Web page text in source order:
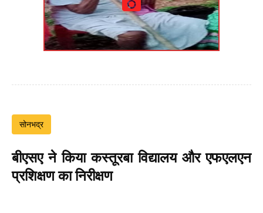
सोनभद्र
बीएसए ने किया कस्तूरबा विद्यालय और एफएलएन
प्रशिक्षण का निरीक्षण